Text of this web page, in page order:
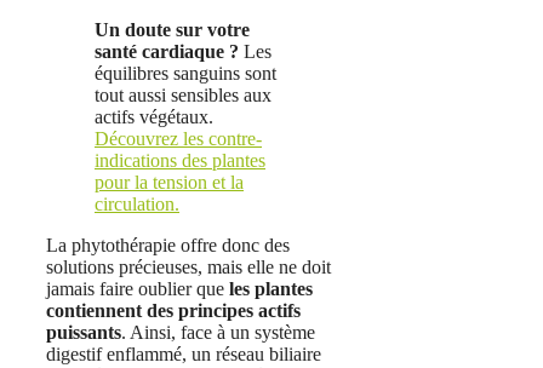
Un doute sur votre
santé cardiaque ? Les
équilibres sanguins sont
tout aussi sensibles aux
actifs végétaux.
Découvrez les contre-
indications des plantes
pour la tension et la
circulation.
La phytothérapie offre donc des
solutions précieuses, mais elle ne doit
jamais faire oublier que les plantes
contiennent des principes actifs
puissants. Ainsi, face à un système
digestif enflammé, un réseau biliaire